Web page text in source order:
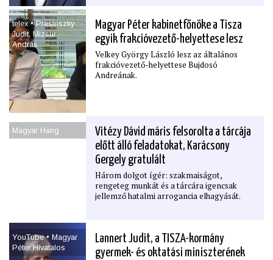
hatékony kormányzás motorjának készül.
telex • Presinszky
Judit, Mizsur
András
Magyar Péter kabinetfőnöke a Tisza
egyik frakcióvezető-helyettese lesz
Velkey György László lesz az általános
frakcióvezető-helyettese Bujdosó
Andreának.
Magyar Hang
Vitézy Dávid máris felsorolta a tárcája
előtt álló feladatokat, Karácsony
Gergely gratulált
Három dolgot ígér: szakmaiságot,
rengeteg munkát és a tárcára igencsak
jellemző hatalmi arrogancia elhagyását.
YouTube • Magyar
Péter Hivatalos
Lannert Judit, a TISZA-kormány
gyermek- és oktatási miniszterének